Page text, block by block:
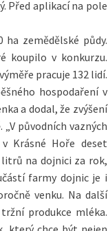
Před aplikací na pole
zemědělské půdy.
koupilo v konkurzu.
pracuje 132 lidí.
hospodaření v
a dodal, že zvýšení
původních vazných
Krásné Hoře deset
litrů na dojnici za rok,
farmy dojnic je i
venku. Na další
produkce mléka.